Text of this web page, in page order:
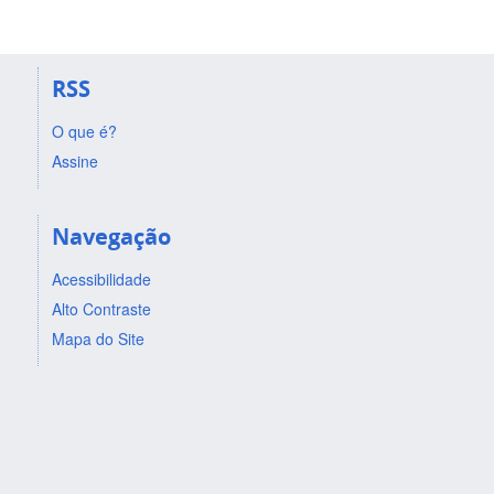
RSS
O que é?
Assine
Navegação
Acessibilidade
Alto Contraste
Mapa do Site